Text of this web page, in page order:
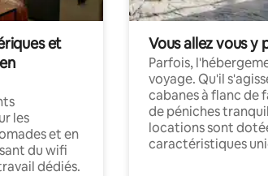
et
les
et en
du wifi
dédiés.
Vous allez vous y
Parfois,
voyage. Qu'il
cabanes à flanc de
de péniches
locations sont
caractéristiques